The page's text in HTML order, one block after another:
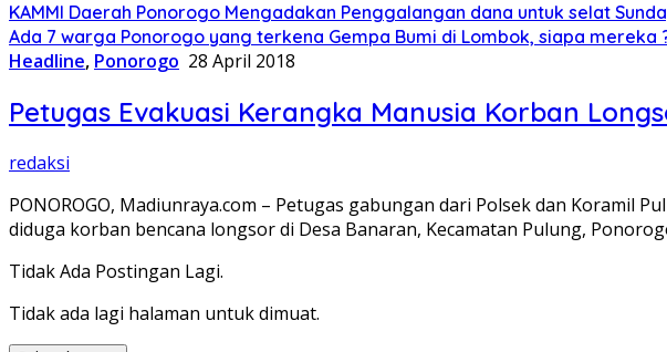
KAMMI Daerah Ponorogo Mengadakan Penggalangan dana untuk selat
Ada 7 warga Ponorogo yang terkena Gempa Bumi di Lombok, siapa mereka
Headline, Ponorogo 28 April 2018
Petugas Evakuasi Kerangka Manusia Korban
redaksi
PONOROGO, Madiunraya.com – Petugas gabungan dari Polsek dan Koramil
diduga korban bencana longsor di Desa Banaran, Kecamatan Pulung,
Tidak Ada Postingan Lagi.
Tidak ada lagi halaman untuk dimuat.